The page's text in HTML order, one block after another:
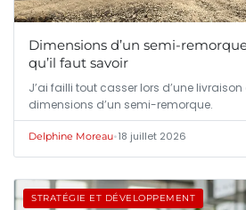
Dimensions d’un semi-
qu’il faut savoir
J’ai failli tout casser lors d’une
dimensions d’un semi-remorque.
Delphine Moreau•18 juillet 2026
STRATÉGIE ET DÉVELOPPEMENT